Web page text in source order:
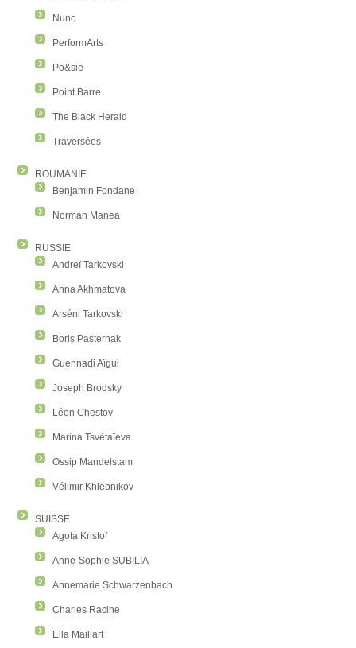
Nunc
PerformArts
Po&sie
Point Barre
The Black Herald
Traversées
ROUMANIE
Benjamin Fondane
Norman Manea
RUSSIE
Andreï Tarkovski
Anna Akhmatova
Arséni Tarkovski
Boris Pasternak
Guennadi Aïgui
Joseph Brodsky
Léon Chestov
Marina Tsvétaïeva
Ossip Mandelstam
Vélimir Khlebnikov
SUISSE
Agota Kristof
Anne-Sophie SUBILIA
Annemarie Schwarzenbach
Charles Racine
Ella Maillart